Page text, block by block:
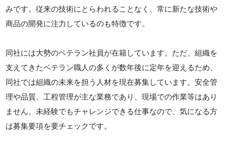
みです。従来の技術にとらわれることなく、常に新たな技術や
商品の開発に注力しているのも特徴です。
同社には大勢のベテラン社員が在籍しています。ただ、組織を
支えてきたベテラン職人の多くが数年後に定年を迎えるため、
同社では組織の未来を担う人材を現在募集しています。安全管
理や品質、工程管理が主な業務であり、現場での作業等はあり
ません。未経験でもチャレンジできる仕事なので、気になる方
は募集要項を要チェックです。